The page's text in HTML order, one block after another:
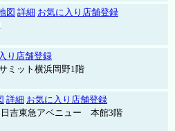
図 詳細 お気に入り店舗登録
り店舗登録
ミット横浜岡野1階
詳細 お気に入り店舗登録
日吉東急アベニュー 本館3階